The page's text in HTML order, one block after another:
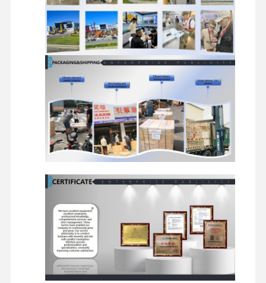
peças sobresselentes da máquina escavadora